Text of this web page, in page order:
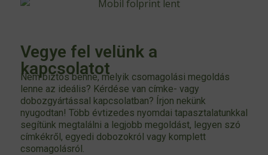
Vegye fel velünk a
kapcsolatot
Nem biztos benne, melyik csomagolási megoldás
lenne az ideális? Kérdése van címke- vagy
dobozgyártással kapcsolatban? Írjon nekünk
nyugodtan! Több évtizedes nyomdai tapasztalatunkkal
segítünk megtalálni a legjobb megoldást, legyen szó
címkékről, egyedi dobozokról vagy komplett
csomagolásról.